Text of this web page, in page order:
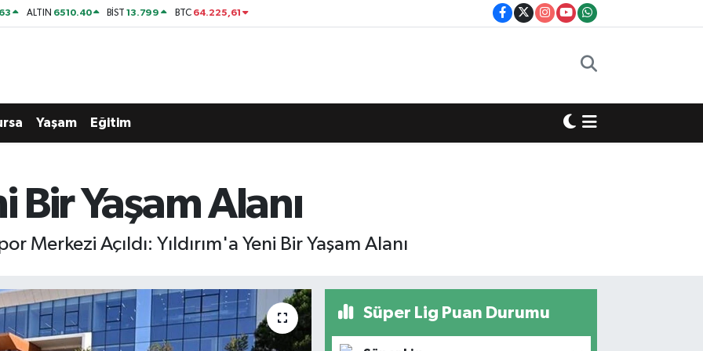
ALTIN 6510.40 BİST13.799 BTC 64.225,61
Yaşam Eğitim
Bir Yaşam Alanı
Merkezi Açıldı: Yıldırım'a Yeni Bir Yaşam Alanı
Süper Lig Puan Durumu